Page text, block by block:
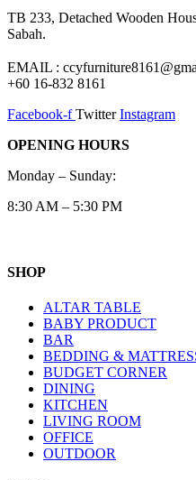
TB 233, Detached Wooden
Sabah.
EMAIL :
+60 16-832 8161
Facebook-f Twitter Instagram
OPENING HOURS
Monday – Sunday:
8:30 AM – 5:30 PM
SHOP
ALTAR TABLE
BABY PRODUCT
BAR
BEDDING &
BUDGET CORNER
DINING
KITCHEN
LIVING ROOM
OFFICE
OUTDOOR